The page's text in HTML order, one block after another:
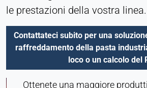
le prestazioni della vostra linea.
Contattateci subito per una
raffreddamento della pasta
loco o un calcolo del
Ottenete una maggiore